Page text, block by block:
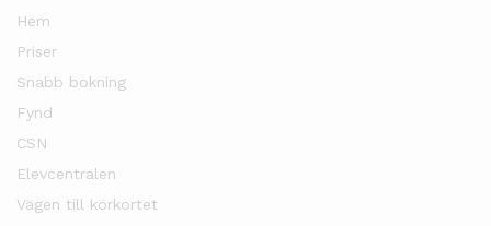
Hem
Priser
Snabb bokning
Fynd
CSN
Elevcentralen
Vägen till körkortet